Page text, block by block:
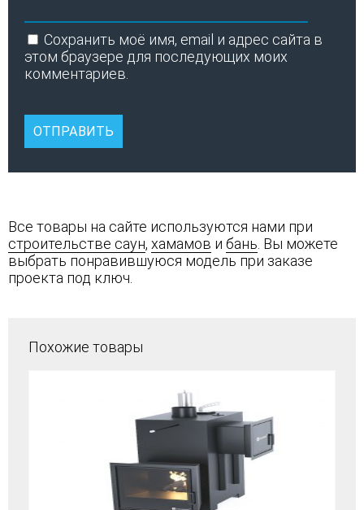
Сохранить моё имя, email и адрес сайта в
этом браузере для последующих моих
комментариев.
Все товары на сайте используются нами при
строительстве саун, хамамов и бань . Вы можете
выбрать понравившуюся модель при заказе
проекта под ключ.
Похожие товары